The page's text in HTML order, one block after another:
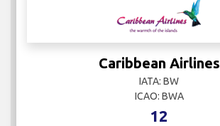
Caribbean Airlines
IATA: BW
ICAO: BWA
12